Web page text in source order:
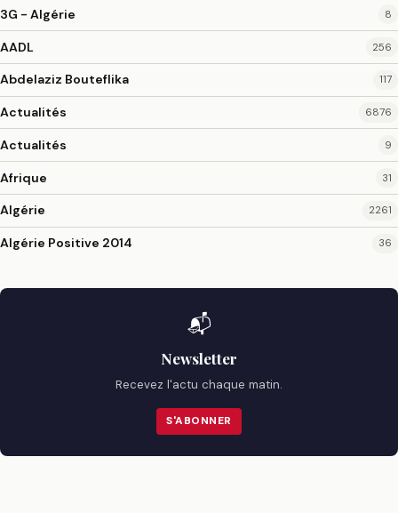
3G - Algérie 8
AADL 256
Abdelaziz Bouteflika 117
Actualités 6876
Actualités 9
Afrique 31
Algérie 2261
Algérie Positive 2014 36
📬
Newsletter
Recevez l'actu chaque matin.
S'ABONNER